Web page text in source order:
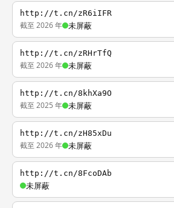
http://t.cn/zR6iIFR
截至 2026 年 未屏蔽
http://t.cn/zRHrTfQ
截至 2026 年 未屏蔽
http://t.cn/8khXa9O
截至 2025 年 未屏蔽
http://t.cn/zH85xDu
截至 2026 年 未屏蔽
http://t.cn/8FcoDAb
未屏蔽